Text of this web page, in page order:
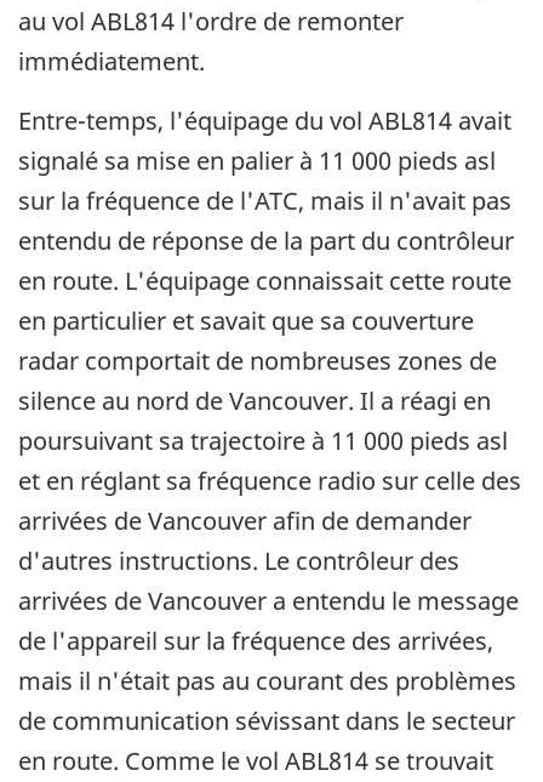
au vol ABL814 l'ordre de remonter
immédiatement.
Entre-temps, l'équipage du vol ABL814 avait
signalé sa mise en palier à 11 000 pieds asl
sur la fréquence de l'ATC, mais il n'avait pas
entendu de réponse de la part du contrôleur
en route. L'équipage connaissait cette route
en particulier et savait que sa couverture
radar comportait de nombreuses zones de
silence au nord de Vancouver. Il a réagi en
poursuivant sa trajectoire à 11 000 pieds asl
et en réglant sa fréquence radio sur celle des
arrivées de Vancouver afin de demander
d'autres instructions. Le contrôleur des
arrivées de Vancouver a entendu le message
de l'appareil sur la fréquence des arrivées,
mais il n'était pas au courant des problèmes
de communication sévissant dans le secteur
en route. Comme le vol ABL814 se trouvait